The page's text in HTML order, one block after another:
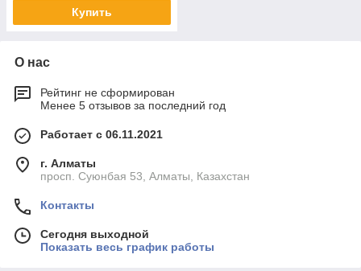
Купить
О нас
Рейтинг не сформирован
Менее 5 отзывов за последний год
Работает с 06.11.2021
г. Алматы
просп. Суюнбая 53, Алматы, Казахстан
Контакты
Сегодня выходной
Показать весь график работы